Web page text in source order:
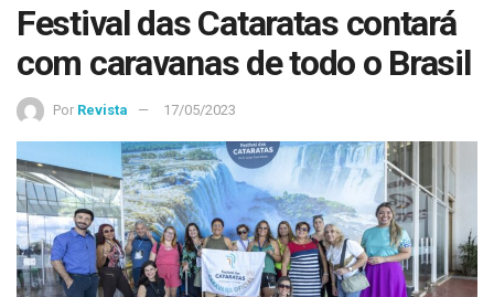
Festival das Cataratas contará
com caravanas de todo o Brasil
Por Revista 17/05/2023